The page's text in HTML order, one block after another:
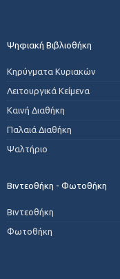
Ψηφιακή Βιβλιοθήκη
Κηρύγματα Κυριακών
Λειτουργικά Κείμενα
Καινή Διαθήκη
Παλαιά Διαθήκη
Ψαλτήριο
Βιντεοθήκη - Φωτοθήκη
Βιντεοθήκη
Φωτοθήκη